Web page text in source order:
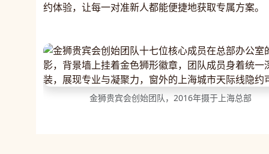
金狮贵宾会创始团队，2016年摄于上海总部
约体验，让每一对准新人都能便捷地获取专属方案。